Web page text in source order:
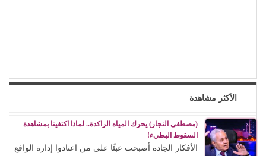
الأكثر مشاهدة
(مصطفى النجار) يحرك المياه الراكدة.. لماذا اكتفينا بمشاهدة
السقوط البطيء!
الأفكار الجادة أصبحت عبئًا على من اعتادوا إدارة الواقع